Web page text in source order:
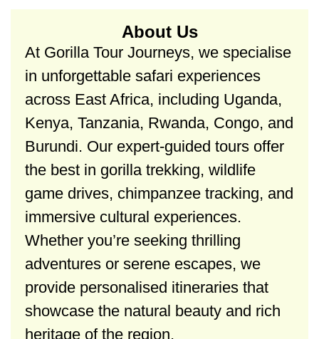
About Us
At Gorilla Tour Journeys, we specialise
in unforgettable safari experiences
across East Africa, including Uganda,
Kenya, Tanzania, Rwanda, Congo, and
Burundi. Our expert-guided tours offer
the best in gorilla trekking, wildlife
game drives, chimpanzee tracking, and
immersive cultural experiences.
Whether you’re seeking thrilling
adventures or serene escapes, we
provide personalised itineraries that
showcase the natural beauty and rich
heritage of the region.